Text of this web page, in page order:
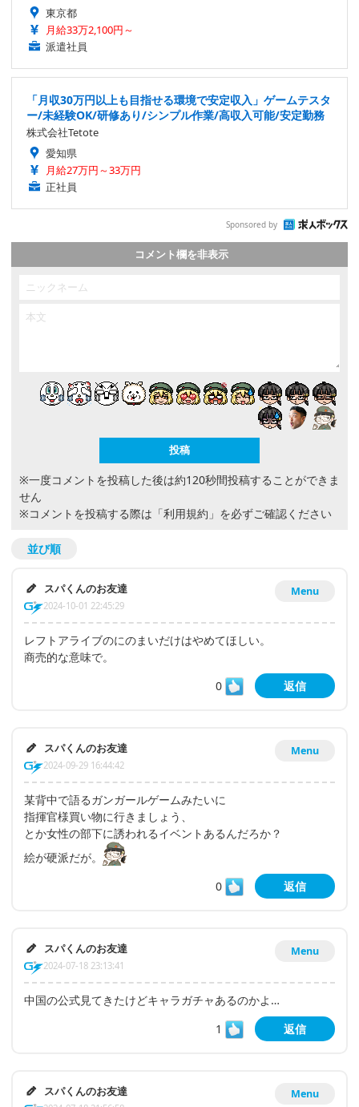
東京都
月給33万2,100円～
派遣社員
「月収30万円以上も目指せる環境で安定収入」ゲームテスタ
ー/未経験OK/研修あり/シンプル作業/高収入可能/安定勤務
株式会社Tetote
愛知県
月給27万円～33万円
正社員
Sponsored by
コメント欄を非表示
※一度コメントを投稿した後は約120秒間投稿することができま
せん
※コメントを投稿する際は 「利用規約」 を必ずご確認ください
並び順
Menu
スパくんのお友達
2024-10-01 22:45:29
レフトアライブのにのまいだけはやめてほしい。
商売的な意味で。
0
返信
Menu
スパくんのお友達
2024-09-29 16:44:42
某背中で語るガンガールゲームみたいに
指揮官様買い物に行きましょう、
とか女性の部下に誘われるイベントあるんだろか？
絵が硬派だが。
0
返信
Menu
スパくんのお友達
2024-07-18 23:13:41
中国の公式見てきたけどキャラガチャあるのかよ…
1
返信
Menu
スパくんのお友達